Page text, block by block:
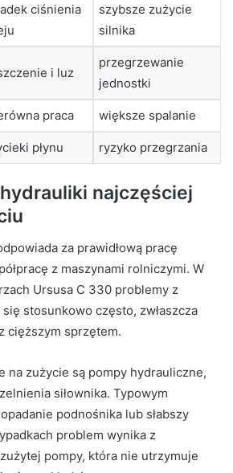
ciśnienia
szybsze zużycie
silnika
i luz
przegrzewanie
jednostki
praca większe spalanie
płynu ryzyko przegrzania
najczęściej
za prawidłową pracę
z maszynami rolniczymi. W
Ursusa C 330 problemy z
stosunkowo często, zwłaszcza
cięższym sprzętem.
na zużycie są pompy hydrauliczne,
siłownika. Typowym
podnośnika lub słabszy
problem wynika z
pompy, która nie utrzymuje